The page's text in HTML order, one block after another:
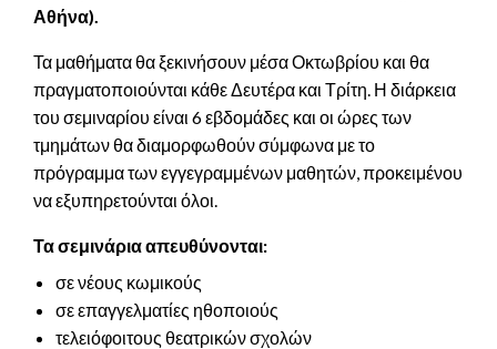
Αθήνα).
Τα μαθήματα θα ξεκινήσουν μέσα Οκτωβρίου και θα
πραγματοποιούνται κάθε Δευτέρα και Τρίτη. Η διάρκεια
του σεμιναρίου είναι 6 εβδομάδες και οι ώρες των
τμημάτων θα διαμορφωθούν σύμφωνα με το
πρόγραμμα των εγγεγραμμένων μαθητών, προκειμένου
να εξυπηρετούνται όλοι.
Τα σεμινάρια απευθύνονται:
σε νέους κωμικούς
σε επαγγελματίες ηθοποιούς
τελειόφοιτους θεατρικών σχολών